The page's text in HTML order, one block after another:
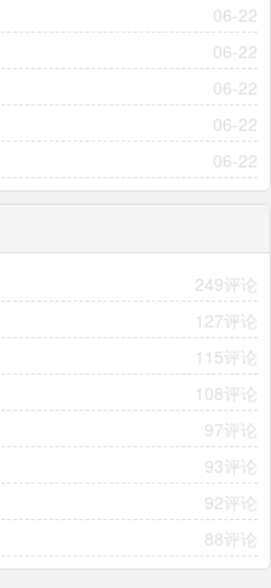
06-22
06-22
06-22
06-22
06-22
249评论
127评论
115评论
108评论
97评论
93评论
92评论
88评论